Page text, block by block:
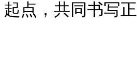
起点，共同书写